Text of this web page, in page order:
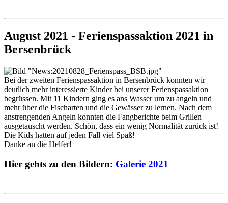
August 2021 - Ferienspassaktion 2021 in
Bersenbrück
Bei der zweiten Ferienspassaktion in Bersenbrück konnten wir
deutlich mehr interessierte Kinder bei unserer Ferienspassaktion
begrüssen. Mit 11 Kindern ging es ans Wasser um zu angeln und
mehr über die Fischarten und die Gewässer zu lernen. Nach dem
anstrengenden Angeln konnten die Fangberichte beim Grillen
ausgetauscht werden. Schön, dass ein wenig Normalität zurück ist!
Die Kids hatten auf jeden Fall viel Spaß!
Danke an die Helfer!
Hier gehts zu den Bildern: Galerie 2021